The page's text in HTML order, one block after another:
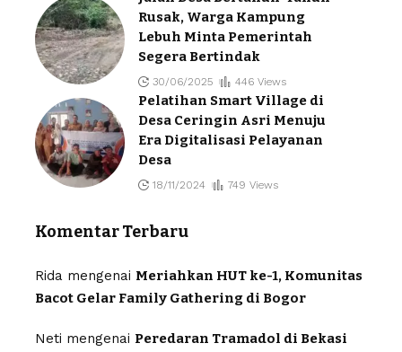
Rusak, Warga Kampung
Lebuh Minta Pemerintah
Segera Bertindak
30/06/2025 446 Views
Pelatihan Smart Village di
Desa Ceringin Asri Menuju
Era Digitalisasi Pelayanan
Desa
18/11/2024 749 Views
Komentar Terbaru
Rida mengenai Meriahkan HUT ke-1, Komunitas
Bacot Gelar Family Gathering di Bogor
Neti mengenai Peredaran Tramadol di Bekasi